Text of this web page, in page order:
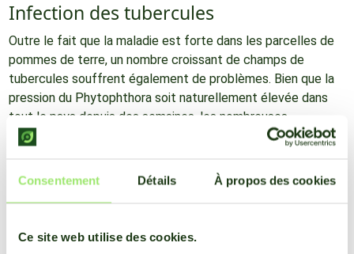
Consentement Détails À propos des cookies
Ce site web utilise des cookies.
Infection des tubercules
Outre le fait que la maladie est forte dans les parcelles de
pommes de terre, un nombre croissant de champs de
tubercules souffrent également de problèmes. Bien que la
pression du Phytophthora soit naturellement élevée dans
tout le pays depuis des semaines, les nombreuses
infections de tubercules survenues en août cette année
signalée principalement dans le Flevoland, mais elle apparaît
tubercules. La brûlure des tubercules se produit lorsque les